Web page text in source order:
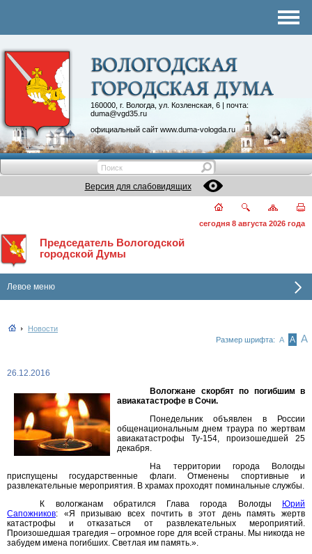
160000, г. Вологда, ул. Козленская, 6 | почта:
duma@vgd35.ru
официальный сайт www.duma-vologda.ru
Контакты
Депутатские объединения
Версия для слабовидящих
сегодня 8 августа 2026 года
Председатель Вологодской
городской Думы
Левое меню
Новости
Размер шрифта: А А А
26.12.2016
Вологжане скорбят по погибшим в
авиакатастрофе в Сочи.
Понедельник объявлен в России
общенациональным днем траура по жертвам
авиакатастрофы Ту-154, произошедшей 25
декабря.
На территории города Вологды
приспущены государственные флаги. Отменены спортивные и
развлекательные мероприятия. В храмах проходят поминальные службы.
К вологжанам обратился Глава города Вологды
Юрий
Сапожников: «Я призываю всех почтить в этот день память жертв
катастрофы и отказаться от развлекательных мероприятий.
Произошедшая трагедия – огромное горе для всей страны. Мы никогда не
забудем имена погибших. Светлая им память.».